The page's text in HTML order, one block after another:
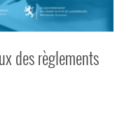
des règlements